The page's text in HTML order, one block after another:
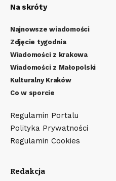
Na skróty
Najnowsze wiadomości
Zdjęcie tygodnia
Wiadomości z krakowa
Wiadomości z Małopolski
Kulturalny Kraków
Co w sporcie
Regulamin Portalu
Polityka Prywatności
Regulamin Cookies
Redakcja